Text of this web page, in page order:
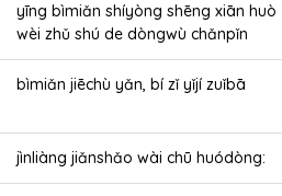
yīng bìmiǎn shíyòng shēng xiān huò
wèi zhǔ shú de dòngwù chǎnpǐn
bìmiǎn jiēchù yǎn, bí zǐ yǐjí zuǐbā
jìnliàng jiǎnshǎo wài chū huódòng: